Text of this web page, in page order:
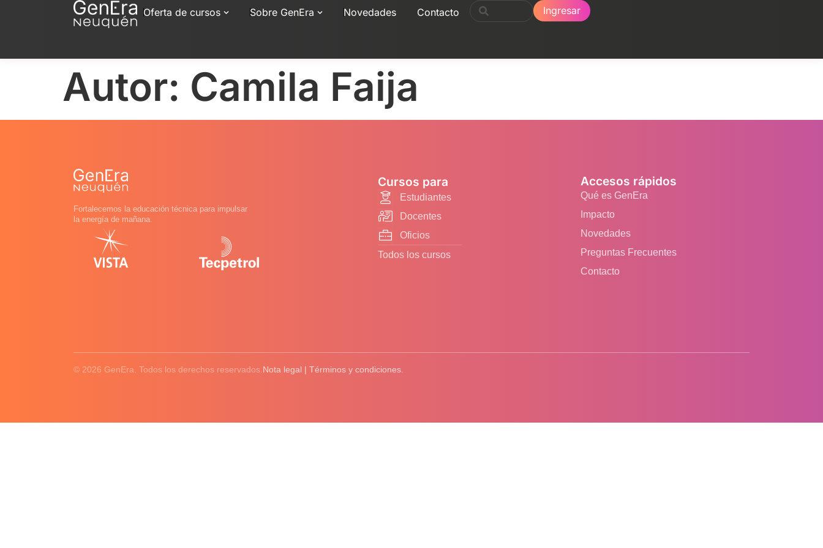
Oferta de cursos Sobre GenEra Novedades Contacto Ingresar
Autor: Camila Faija
Fortalecemos la educación técnica para impulsar
la energía de mañana.
Cursos para
Estudiantes
Docentes
Oficios
Todos los cursos
Accesos rápidos
Qué es GenEra
Impacto
Novedades
Preguntas Frecuentes
Contacto
© 2026 GenEra. Todos los derechos reservados. Nota legal | Términos y condiciones.